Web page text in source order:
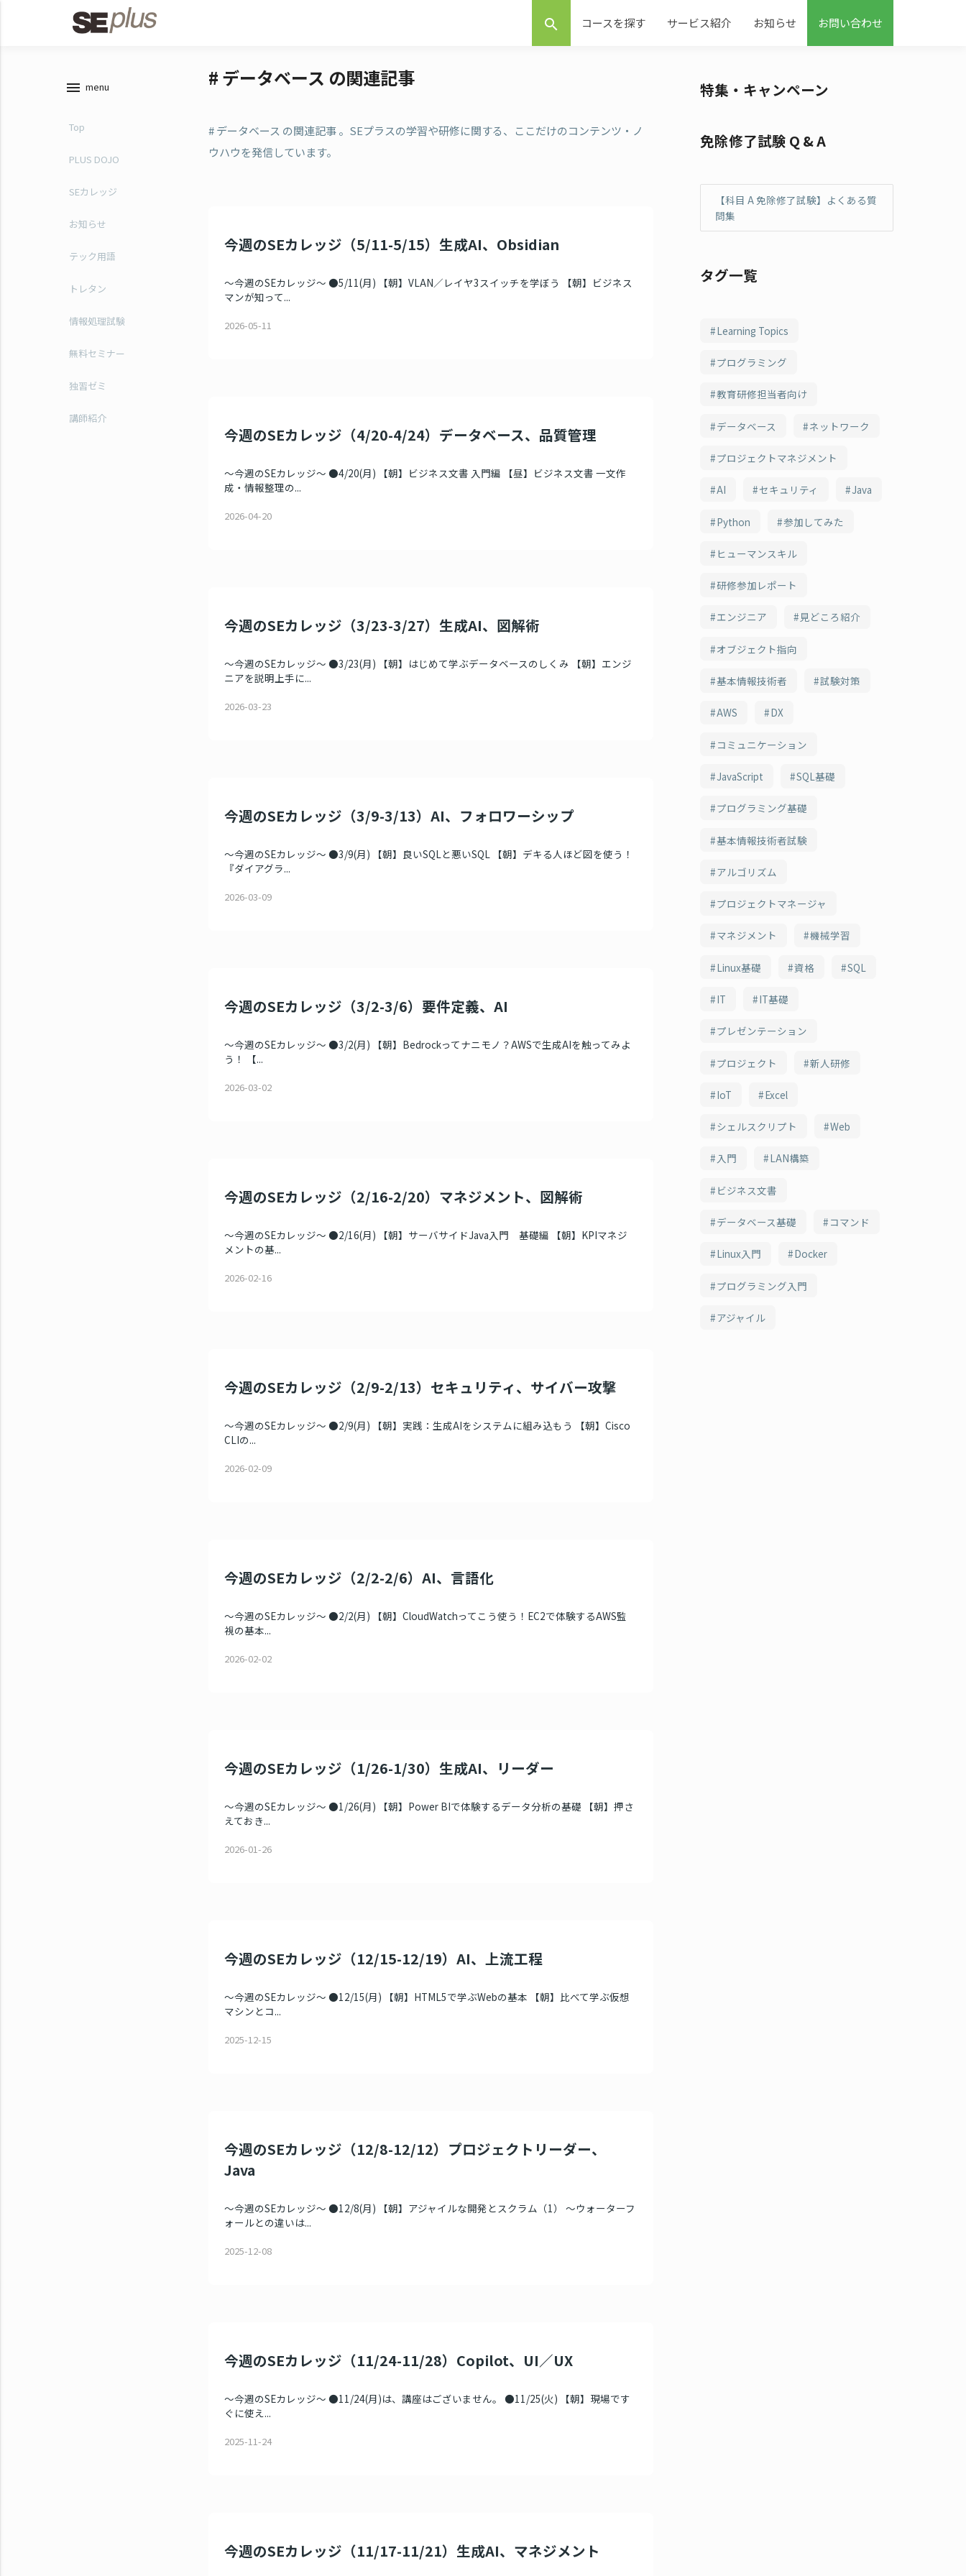
search コースを探す サービス紹介 お知らせ お問い合わせ
menu menu
Top
PLUS DOJO
SEカレッジ
お知らせ
テック用語
トレタン
情報処理試験
無料セミナー
独習ゼミ
講師紹介
# データベース の関連記事
# データベース の関連記事 。SEプラスの学習や研修に関する、ここだけのコンテンツ・ノ
ウハウを発信しています。
今週のSEカレッジ（5/11-5/15）生成AI、Obsidian
～今週のSEカレッジ～ ●5/11(月) 【朝】VLAN／レイヤ3スイッチを学ぼう 【朝】ビジネス
マンが知って...
2026-05-11
今週のSEカレッジ（4/20-4/24）データベース、品質管理
～今週のSEカレッジ～ ●4/20(月) 【朝】ビジネス文書 入門編 【昼】ビジネス文書 一文作
成・情報整理の...
2026-04-20
今週のSEカレッジ（3/23-3/27）生成AI、図解術
～今週のSEカレッジ～ ●3/23(月) 【朝】はじめて学ぶデータベースのしくみ 【朝】エンジ
ニアを説明上手に...
2026-03-23
今週のSEカレッジ（3/9-3/13）AI、フォロワーシップ
～今週のSEカレッジ～ ●3/9(月) 【朝】良いSQLと悪いSQL 【朝】デキる人ほど図を使う！
『ダイアグラ...
2026-03-09
今週のSEカレッジ（3/2-3/6）要件定義、AI
～今週のSEカレッジ～ ●3/2(月) 【朝】Bedrockってナニモノ？AWSで生成AIを触ってみよ
う！ 【...
2026-03-02
今週のSEカレッジ（2/16-2/20）マネジメント、図解術
～今週のSEカレッジ～ ●2/16(月) 【朝】サーバサイドJava入門 基礎編 【朝】KPIマネジ
メントの基...
2026-02-16
今週のSEカレッジ（2/9-2/13）セキュリティ、サイバー攻撃
～今週のSEカレッジ～ ●2/9(月) 【朝】実践：生成AIをシステムに組み込もう 【朝】Cisco
CLIの...
2026-02-09
今週のSEカレッジ（2/2-2/6）AI、言語化
～今週のSEカレッジ～ ●2/2(月) 【朝】CloudWatchってこう使う！EC2で体験するAWS監
視の基本...
2026-02-02
今週のSEカレッジ（1/26-1/30）生成AI、リーダー
～今週のSEカレッジ～ ●1/26(月) 【朝】Power BIで体験するデータ分析の基礎 【朝】押さ
えておき...
2026-01-26
今週のSEカレッジ（12/15-12/19）AI、上流工程
～今週のSEカレッジ～ ●12/15(月) 【朝】HTML5で学ぶWebの基本 【朝】比べて学ぶ仮想
マシンとコ...
2025-12-15
今週のSEカレッジ（12/8-12/12）プロジェクトリーダー、
Java
～今週のSEカレッジ～ ●12/8(月) 【朝】アジャイルな開発とスクラム（1） ～ウォーターフ
ォールとの違いは...
2025-12-08
今週のSEカレッジ（11/24-11/28）Copilot、UI／UX
～今週のSEカレッジ～ ●11/24(月)は、講座はございません。 ●11/25(火) 【朝】現場です
ぐに使え...
2025-11-24
今週のSEカレッジ（11/17-11/21）生成AI、マネジメント
特集・キャンペーン
免除修了試験 Q & A
【科目 A 免除修了試験】よくある質
問集
タグ一覧
Learning Topics
プログラミング
教育研修担当者向け
データベース ネットワーク
プロジェクトマネジメント
AI セキュリティ Java
Python 参加してみた
ヒューマンスキル
研修参加レポート
エンジニア 見どころ紹介
オブジェクト指向
基本情報技術者 試験対策
AWS DX
コミュニケーション
JavaScript SQL基礎
プログラミング基礎
基本情報技術者試験
アルゴリズム
プロジェクトマネージャ
マネジメント 機械学習
Linux基礎 資格 SQL
IT IT基礎
プレゼンテーション
プロジェクト 新人研修
IoT Excel
シェルスクリプト Web
入門 LAN構築
ビジネス文書
データベース基礎 コマンド
Linux入門 Docker
プログラミング入門
アジャイル